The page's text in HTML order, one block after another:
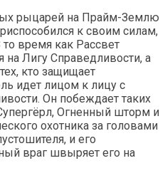
рыцарей на Прайм-Землю
к своим силам,
время как Рассвет
на Лигу Справедливости, а
кто защищает
идет лицом к лицу с
Он побеждает таких
Огненный шторм и
охотника за головами
и его
враг швыряет его на